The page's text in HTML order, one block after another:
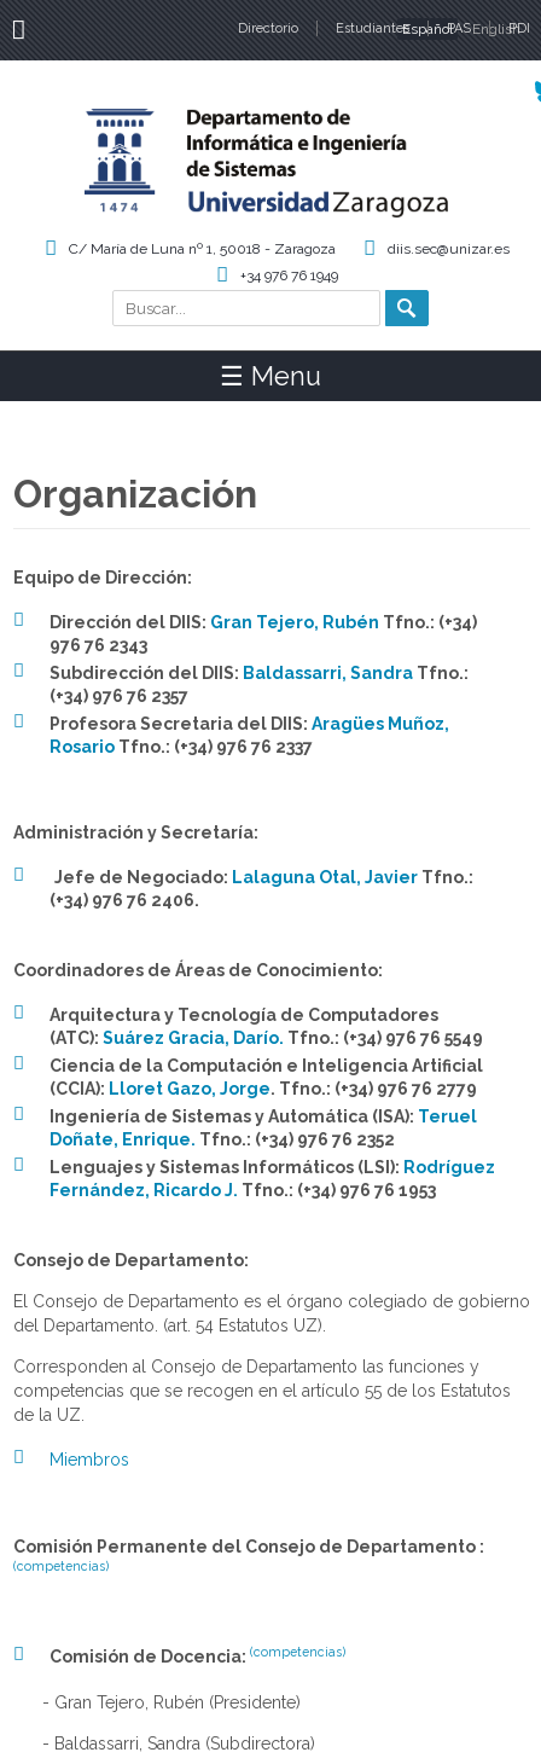
Directorio Estudiantes PAS PDI
Idiomas
Español English
Formulario de búsqueda
Buscar
C/ María de Luna nº 1, 50018 - Zaragoza
diis.sec@unizar.es
+34 976 76 1949
☰ Menu
Organización
Equipo de Dirección:
Dirección del DIIS: Gran Tejero, Rubén Tfno.: (+34)
976 76 2343
Subdirección del DIIS: Baldassarri, Sandra Tfno.:
(+34) 976 76 2357
Profesora Secretaria del DIIS:Aragües Muñoz,
Rosario Tfno.: (+34) 976 76 2337
Administración y Secretaría:
Jefe de Negociado: Lalaguna Otal, Javier Tfno.:
(+34) 976 76 2406.
Coordinadores de Áreas de Conocimiento:
Arquitectura y Tecnología de Computadores
(ATC): Suárez Gracia, Darío. Tfno.: (+34) 976 76 5549
Ciencia de la Computación e Inteligencia Artificial
(CCIA): Lloret Gazo, Jorge. Tfno.: (+34) 976 76 2779
Ingeniería de Sistemas y Automática (ISA): Teruel
Doñate, Enrique. Tfno.: (+34) 976 76 2352
Lenguajes y Sistemas Informáticos (LSI): Rodríguez
Fernández, Ricardo J. Tfno.: (+34) 976 76 1953
Consejo de Departamento:
El Consejo de Departamento es el órgano colegiado de gobierno
del Departamento. (art. 54 Estatutos UZ).
Corresponden al Consejo de Departamento las funciones y
competencias que se recogen en el artículo 55 de los Estatutos
de la UZ.
Miembros
Comisión Permanente del Consejo de Departamento :
(competencias)
Comisión de Docencia:(competencias)
- Gran Tejero, Rubén (Presidente)
- Baldassarri, Sandra (Subdirectora)